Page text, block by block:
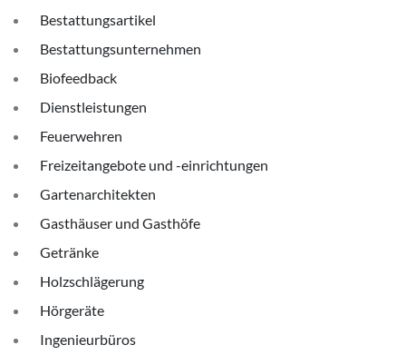
Bestattungsartikel
Bestattungsunternehmen
Biofeedback
Dienstleistungen
Feuerwehren
Freizeitangebote und -einrichtungen
Gartenarchitekten
Gasthäuser und Gasthöfe
Getränke
Holzschlägerung
Hörgeräte
Ingenieurbüros